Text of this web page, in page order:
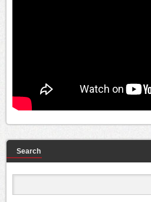
Search